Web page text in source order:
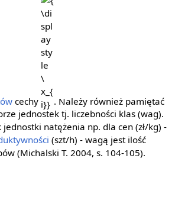
cechy
\ x_{i}}
. Należy również pamiętać
jednostek tj. liczebności klas (wag).
natężenia np. dla cen (zł/kg) -
(szt/h) - wagą jest ilość
(Michalski T. 2004, s. 104-105).